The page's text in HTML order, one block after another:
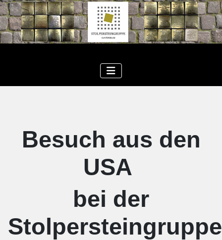
Besuch aus den
USA
bei der
Stolpersteingruppe